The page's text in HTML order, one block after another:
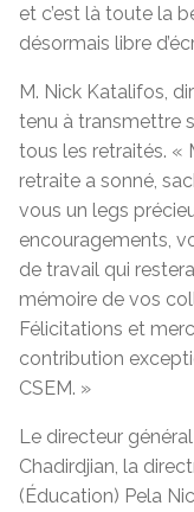
et c’est là toute la
désormais libre
M. Nick Katalifos,
tenu à transmettre
tous les retraités. «
retraite a sonné,
vous un legs
encouragements,
de travail qui
mémoire de vos
Félicitations et
contribution
CSEM. »
Le directeur
Chadirdjian, la
(Éducation) Pela